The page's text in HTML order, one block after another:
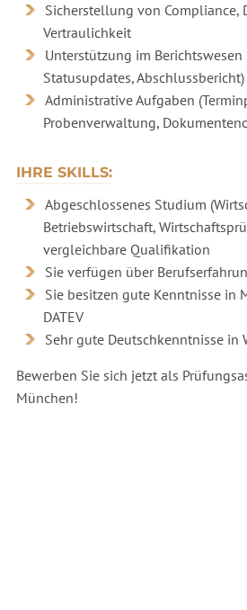
Sicherstellung von Compliance,
Vertraulichkeit
Unterstützung im
Statusupdates, Abschlussbericht)
Administrative Aufgaben
Probenverwaltung,
IHRE SKILLS:
Abgeschlossenes Studium
Betriebswirtschaft,
vergleichbare Qualifikation
Sie verfügen über
Sie besitzen gute Kenntnisse in
DATEV
Sehr gute Deutschkenntnisse in
Bewerben Sie sich jetzt als
München!